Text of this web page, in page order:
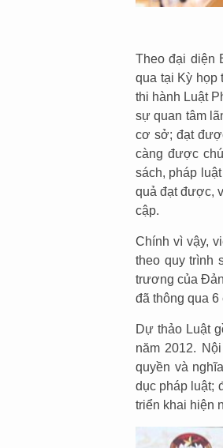
Theo đại diện
qua tại Kỳ họp
thi hành Luật
sự quan tâm
cơ sở; đạt
càng được
sách, pháp
quả đạt được,
cập.
Chính vì vậy,
theo quy trình
trương của
đã thông qua
Dự thảo Luật
năm 2012.
quyền và
dục pháp luật;
triển khai hiện